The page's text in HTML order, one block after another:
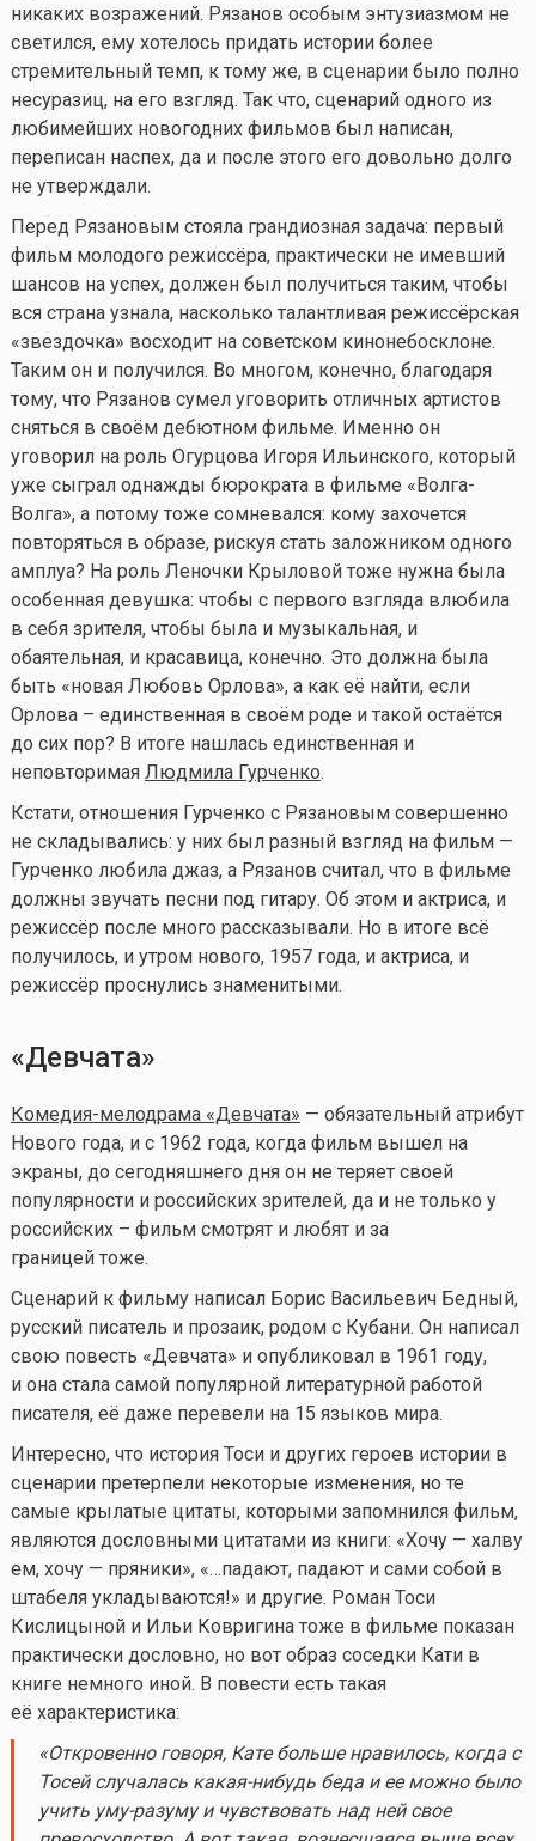
никаких возражений. Рязанов особым энтузиазмом не
светился, ему хотелось придать истории более
стремительный темп, к тому же, в сценарии было полно
несуразиц, на его взгляд. Так что, сценарий одного из
любимейших новогодних фильмов был написан,
переписан наспех, да и после этого его довольно долго
не утверждали.
Перед Рязановым стояла грандиозная задача: первый
фильм молодого режиссёра, практически не имевший
шансов на успех, должен был получиться таким, чтобы
вся страна узнала, насколько талантливая режиссёрская
«звездочка» восходит на советском кинонебосклоне.
Таким он и получился. Во многом, конечно, благодаря
тому, что Рязанов сумел уговорить отличных артистов
сняться в своём дебютном фильме. Именно он
уговорил на роль Огурцова Игоря Ильинского, который
уже сыграл однажды бюрократа в фильме «Волга-
Волга», а потому тоже сомневался: кому захочется
повторяться в образе, рискуя стать заложником одного
амплуа? На роль Леночки Крыловой тоже нужна была
особенная девушка: чтобы с первого взгляда влюбила
в себя зрителя, чтобы была и музыкальная, и
обаятельная, и красавица, конечно. Это должна была
быть «новая Любовь Орлова», а как её найти, если
Орлова – единственная в своём роде и такой остаётся
до сих пор? В итоге нашлась единственная и
неповторимая Людмила Гурченко.
Кстати, отношения Гурченко с Рязановым совершенно
не складывались: у них был разный взгляд на фильм —
Гурченко любила джаз, а Рязанов считал, что в фильме
должны звучать песни под гитару. Об этом и актриса, и
режиссёр после много рассказывали. Но в итоге всё
получилось, и утром нового, 1957 года, и актриса, и
режиссёр проснулись знаменитыми.
«Девчата»
Комедия-мелодрама «Девчата» — обязательный атрибут
Нового года, и с 1962 года, когда фильм вышел на
экраны, до сегодняшнего дня он не теряет своей
популярности и российских зрителей, да и не только у
российских – фильм смотрят и любят и за
границей тоже.
Сценарий к фильму написал Борис Васильевич Бедный,
русский писатель и прозаик, родом с Кубани. Он написал
свою повесть «Девчата» и опубликовал в 1961 году,
и она стала самой популярной литературной работой
писателя, её даже перевели на 15 языков мира.
Интересно, что история Тоси и других героев истории в
сценарии претерпели некоторые изменения, но те
самые крылатые цитаты, которыми запомнился фильм,
являются дословными цитатами из книги: «Хочу — халву
ем, хочу — пряники», «…падают, падают и сами собой в
штабеля укладываются!» и другие. Роман Тоси
Кислицыной и Ильи Ковригина тоже в фильме показан
практически дословно, но вот образ соседки Кати в
книге немного иной. В повести есть такая
её характеристика:
«Откровенно говоря, Кате больше нравилось, когда с
Тосей случалась какая-нибудьбеда и ее можно было
учить уму-разуму и чувствовать над ней свое